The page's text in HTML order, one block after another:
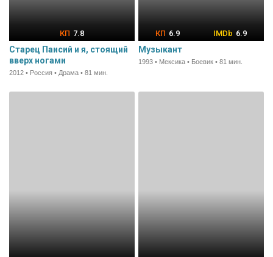
7.8
Старец Паисий и я, стоящий
вверх ногами
2012 • Россия • Драма • 81 мин.
6.9 6.9
Музыкант
1993 • Мексика • Боевик • 81 мин.